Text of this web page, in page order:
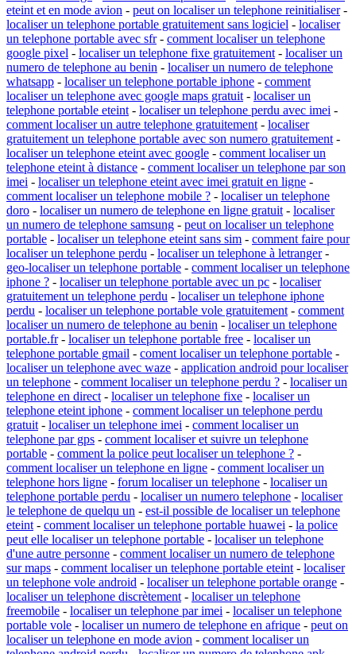
eteint et en mode avion - peut on localiser un telephone reinitialiser-
localiser un telephone portable gratuitement sans logiciel - localiser
un telephone portable avec sfr- comment localiser un telephone
google pixel - localiser un telephone fixe gratuitement - localiser un
numero de telephone au benin - localiser un numero de telephone
whatsapp - localiser un telephone portable iphone - comment
localiser un telephone avec google maps gratuit - localiser un
telephone portable eteint - localiser un telephone perdu avec imei -
comment localiser un autre telephone gratuitement - localiser
gratuitement un telephone portable avec son numero gratuitement -
localiser un telephone eteint avec google - comment localiser un
telephone eteint à distance - comment localiser un telephone par son
imei - localiser un telephone eteint avec imei gratuit en ligne -
comment localiser un telephone mobile ? - localiser un telephone
doro - localiser un numero de telephone en ligne gratuit - localiser
un numero de telephone samsung - peut on localiser un telephone
portable - localiser un telephone eteint sans sim - comment faire pour
localiser un telephone perdu - localiser un telephone à letranger-
geo-localiser un telephone portable - comment localiser un telephone
iphone ? - localiser un telephone portable avec un pc - localiser
gratuitement un telephone perdu - localiser un telephone iphone
perdu - localiser un telephone portable vole gratuitement - comment
localiser un numero de telephone au benin - localiser un telephone
portable.fr- localiser un telephone portable free - localiser un
telephone portable gmail - coment localiser un telephone portable -
localiser un telephone avec waze - application android pour localiser
un telephone - comment localiser un telephone perdu ? - localiser un
telephone en direct - localiser un telephone fixe - localiser un
telephone eteint iphone - comment localiser un telephone perdu
gratuit - localiser un telephone imei - comment localiser un
telephone par gps - comment localiser et suivre un telephone
portable - comment la police peut localiser un telephone ? -
comment localiser un telephone en ligne - comment localiser un
telephone hors ligne - forum localiser un telephone - localiser un
telephone portable perdu - localiser un numero telephone - localiser
le telephone de quelqu un - est-il possible de localiser un telephone
eteint - comment localiser un telephone portable huawei - la police
peut elle localiser un telephone portable - localiser un telephone
d'une autre personne - comment localiser un numero de telephone
sur maps - comment localiser un telephone portable eteint - localiser
un telephone vole android - localiser un telephone portable orange -
localiser un telephone discrètement - localiser un telephone
freemobile - localiser un telephone par imei - localiser un telephone
portable vole - localiser un numero de telephone en afrique - peut on
localiser un telephone en mode avion - comment localiser un